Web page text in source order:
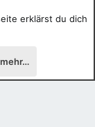
erklärst du dich